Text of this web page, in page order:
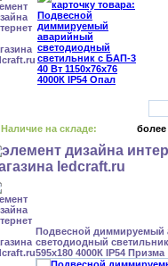
Наличие на складе: более
Подвесной диммируемый
светодиодный
595x180 4000К IP54 Призма